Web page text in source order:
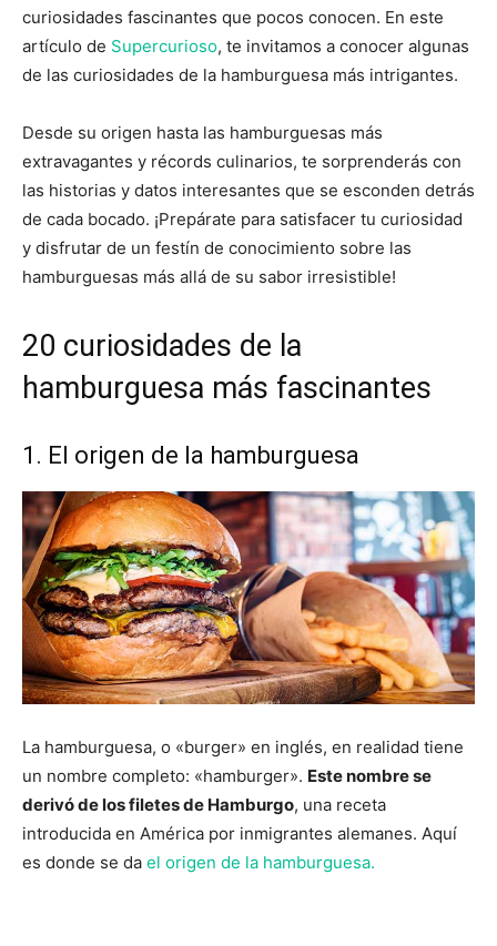
curiosidades fascinantes que pocos conocen. En este
artículo de Supercurioso, te invitamos a conocer algunas
de las curiosidades de la hamburguesa más intrigantes.
Desde su origen hasta las hamburguesas más
extravagantes y récords culinarios, te sorprenderás con
las historias y datos interesantes que se esconden detrás
de cada bocado. ¡Prepárate para satisfacer tu curiosidad
y disfrutar de un festín de conocimiento sobre las
hamburguesas más allá de su sabor irresistible!
20 curiosidades de la
hamburguesa más fascinantes
1. El origen de la hamburguesa
La hamburguesa, o «burger» en inglés, en realidad tiene
un nombre completo: «hamburger». Este nombre se
derivó de los filetes de Hamburgo, una receta
introducida en América por inmigrantes alemanes. Aquí
es donde se da el origen de la hamburguesa.